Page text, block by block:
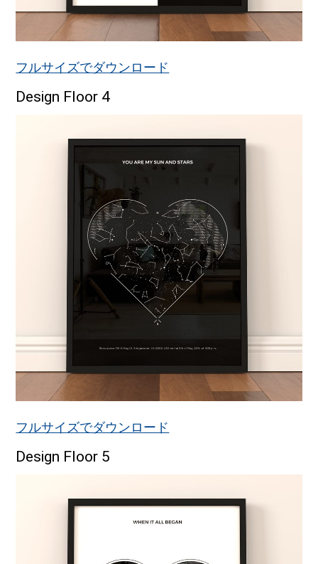
フルサイズでダウンロード
Design Floor 4
フルサイズでダウンロード
Design Floor 5